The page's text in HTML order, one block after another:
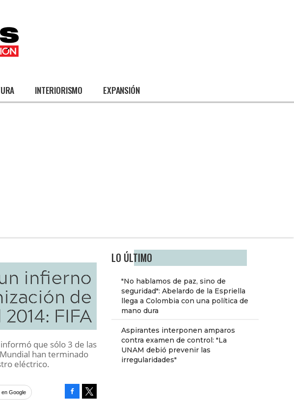
INTERIORISMO EXPANSIÓN
LO ÚLTIMO
"No hablamos de paz, sino de
seguridad": Abelardo de la Espriella
llega a Colombia con una política de
mano dura
Aspirantes interponen amparos
contra examen de control: "La
UNAM debió prevenir las
irregularidades"
infierno
de
FIFA
que sólo 3 de las
han terminado
eléctrico.
Google